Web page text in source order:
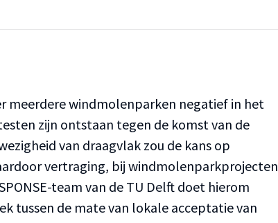
meerdere windmolenparken negatief in het
zijn ontstaan tegen de komst van de
van draagvlak zou de kans op
vertraging, bij windmolenparkprojecten
team van de TU Delft doet hierom
tussen de mate van lokale acceptatie van